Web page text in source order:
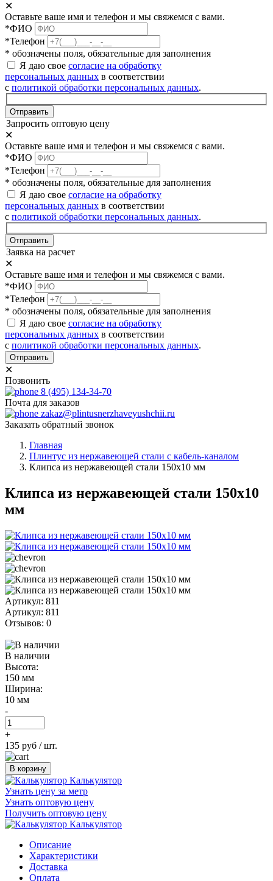
✕
Оставьте ваше имя и телефон и мы свяжемся с вами.
*ФИО
*Телефон
* обозначены поля, обязательные для заполнения
Я даю свое согласие на обработку
персональных данных в соответствии
с политикой обработки персональных данных.
Отправить
Запросить оптовую цену
✕
Оставьте ваше имя и телефон и мы свяжемся с вами.
*ФИО
*Телефон
* обозначены поля, обязательные для заполнения
Я даю свое согласие на обработку
персональных данных в соответствии
с политикой обработки персональных данных.
Отправить
Заявка на расчет
✕
Оставьте ваше имя и телефон и мы свяжемся с вами.
*ФИО
*Телефон
* обозначены поля, обязательные для заполнения
Я даю свое согласие на обработку
персональных данных в соответствии
с политикой обработки персональных данных.
Отправить
✕
Позвонить
8 (495) 134-34-70
Почта для заказов
zakaz@plintusnerzhaveyushchii.ru
Заказать обратный звонок
Главная
Плинтус из нержавеющей стали с кабель-каналом
Клипса из нержавеющей стали 150х10 мм
Клипса из нержавеющей стали 150х10
мм
Артикул: 811
Артикул: 811
Отзывов: 0
В наличии
Высота:
150 мм
Ширина:
10 мм
-
+
135 руб / шт.
В корзину
Калькулятор
Узнать цену за метр
Узнать оптовую цену
Получить оптовую цену
Калькулятор
Описание
Характеристики
Доставка
Оплата